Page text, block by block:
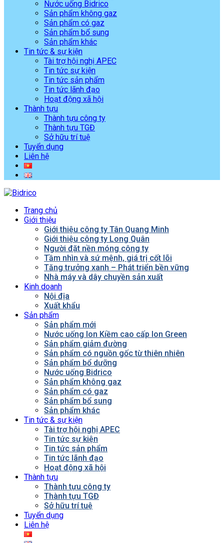
Nước uống Bidrico
Sản phẩm không gaz
Sản phẩm có gaz
Sản phẩm bổ sung
Sản phẩm khác
Tin tức & sự kiện
Tài trợ hội nghị APEC
Tin tức sự kiện
Tin tức sản phẩm
Tin tức lãnh đạo
Hoạt động xã hội
Thành tựu
Thành tựu công ty
Thành tựu TGĐ
Sở hữu trí tuệ
Tuyển dụng
Liên hệ
Trang chủ
Giới thiệu
Giới thiệu công ty Tân Quang Minh
Giới thiệu công ty Long Quân
Người đặt nền móng công ty
Tầm nhìn và sứ mệnh, giá trị cốt lõi
Tăng trưởng xanh – Phát triển bền vững
Nhà máy và dây chuyền sản xuất
Kinh doanh
Nội địa
Xuất khẩu
Sản phẩm
Sản phẩm mới
Nước uống Ion Kiềm cao cấp Ion Green
Sản phẩm giảm đường
Sản phẩm có nguồn gốc từ thiên nhiên
Sản phẩm bổ dưỡng
Nước uống Bidrico
Sản phẩm không gaz
Sản phẩm có gaz
Sản phẩm bổ sung
Sản phẩm khác
Tin tức & sự kiện
Tài trợ hội nghị APEC
Tin tức sự kiện
Tin tức sản phẩm
Tin tức lãnh đạo
Hoạt động xã hội
Thành tựu
Thành tựu công ty
Thành tựu TGĐ
Sở hữu trí tuệ
Tuyển dụng
Liên hệ